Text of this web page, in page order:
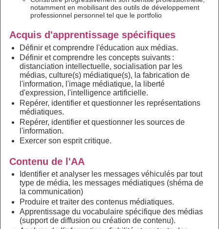
notamment en mobilisant des outils de développement
professionnel personnel tel que le portfolio
Acquis d'apprentissage spécifiques
Définir et comprendre l'éducation aux médias.
Définir et comprendre les concepts suivants :
distanciation intellectuelle, socialisation par les
médias, culture(s) médiatique(s), la fabrication de
l'information, l'image médiatique, la liberté
d'expression, l'intelligence artificielle.
Repérer, identifier et questionner les représentations
médiatiques.
Repérer, identifier et questionner les sources de
l'information.
Exercer son esprit critique.
Contenu de l'AA
Identifier et analyser les messages véhiculés par tout
type de média, les messages médiatiques (shéma de
la communication)
Produire et traiter des contenus médiatiques.
Apprentissage du vocabulaire spécifique des médias
(support de diffusion ou création de contenu).